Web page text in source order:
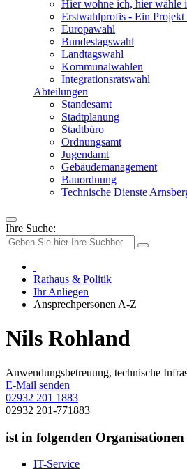
Hier wohne ich, hier wähle
Erstwahlprofis - Ein
Europawahl
Bundestagswahl
Landtagswahl
Kommunalwahlen
Integrationsratswahl
Abteilungen
Standesamt
Stadtplanung
Stadtbüro
Ordnungsamt
Jugendamt
Gebäudemanagement
Bauordnung
Technische Dienste
Ihre Suche:
Rathaus & Politik
Ihr Anliegen
Ansprechpersonen A-Z
Nils Rohland
Anwendungsbetreuung, technische
E-Mail senden
02932 201 1883
02932 201-771883
ist in folgenden
IT-Service